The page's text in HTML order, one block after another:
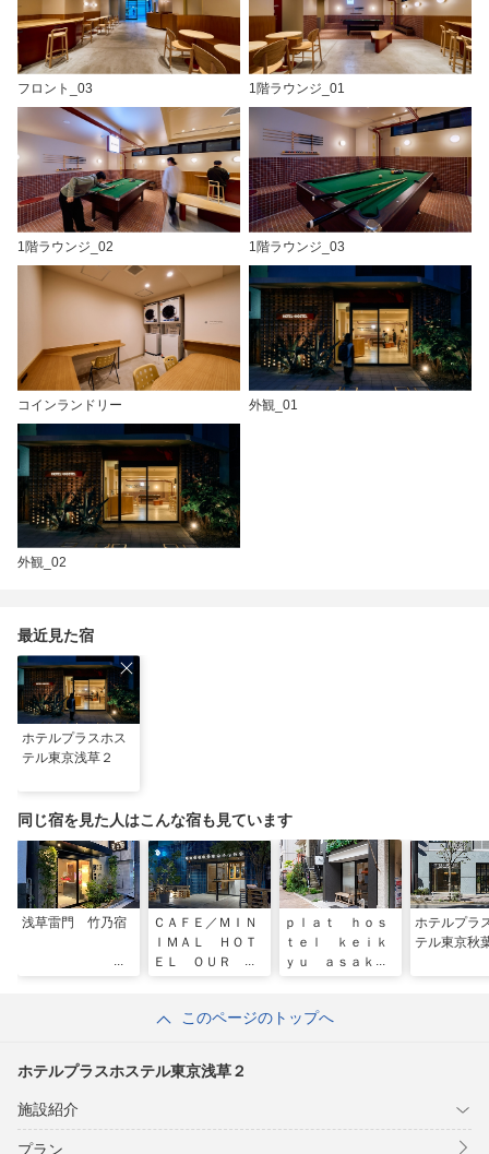
フロント_03 1階ラウンジ_01
1階ラウンジ_02 1階ラウンジ_03
コインランドリー 外観_01
外観_02
最近見た宿
ホテルプラスホス
テル東京浅草２
同じ宿を見た人はこんな宿も見ています
浅草雷門 竹乃宿
ＣＡＦＥ／ＭＩＮ
ＩＭＡＬ ＨＯＴ
ＥＬ ＯＵＲ Ｏ
ｐｌａｔ ｈｏｓ
ｔｅｌ ｋｅｉｋ
ｙｕ ａｓａｋｕ
ホテルプラ
テル東京秋
このページのトップへ
ホテルプラスホステル東京浅草２
施設紹介
プラン